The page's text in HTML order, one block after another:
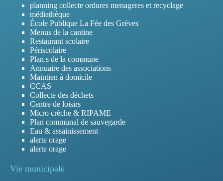
planning collecte ordures menageres et recyclage
médiathèque
École Publique La Fée des Grèves
Menus de la cantine
Restaurant scolaire
Périscolaire
Plan.s de la commune
Annuaire des associations
Maintien à domicile
CCAS
Collecte des déchets
Centre de loisirs
Micro crèche & RIPAME
Plan communal de sauvegarde
Eau & assainissement
alerte orage
alerte orage
Vie municipale